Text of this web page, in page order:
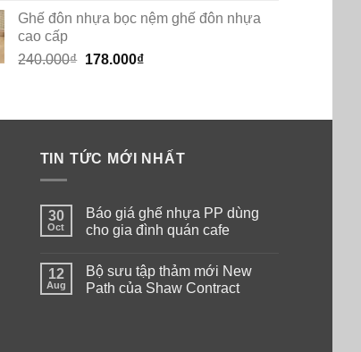
Ghế đôn nhựa bọc nệm ghế đôn nhựa
cao cấp
240.000₫ Original
178.000₫Current
TIN TỨC MỚI NHẤT
30
Oct
Báo giá ghế nhựa PP dùng
cho gia đình quán cafe
on
Báo
giá
12
Aug
Bộ sưu tập thảm mới New
Path của Shaw Contract